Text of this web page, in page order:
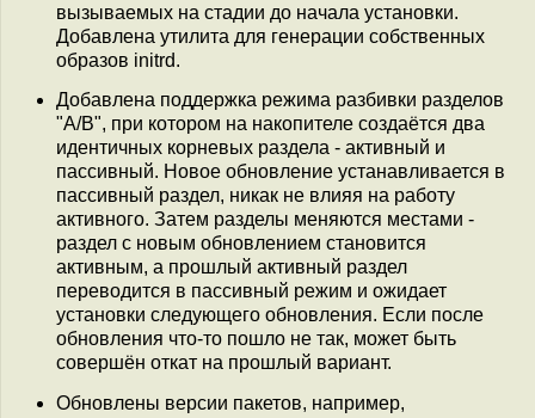
вызываемых на стадии до начала установки.
Добавлена утилита для генерации собственных
образов initrd.
Добавлена поддержка режима разбивки разделов
"A/B", при котором на накопителе создаётся два
идентичных корневых раздела - активный и
пассивный. Новое обновление устанавливается в
пассивный раздел, никак не влияя на работу
активного. Затем разделы меняются местами -
раздел с новым обновлением становится
активным, а прошлый активный раздел
переводится в пассивный режим и ожидает
установки следующего обновления. Если после
обновления что-то пошло не так, может быть
совершён откат на прошлый вариант.
Обновлены версии пакетов, например,